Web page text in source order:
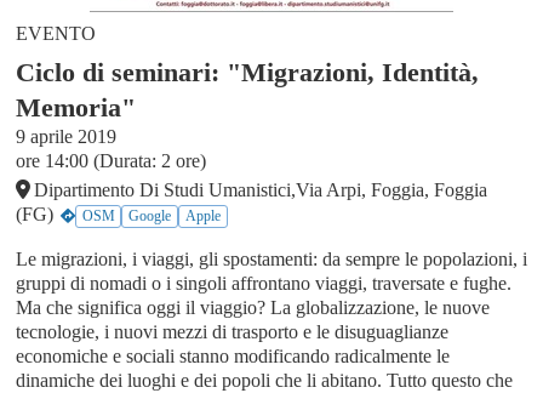
EVENTO
Ciclo di seminari: "Migrazioni, Identità,
Memoria"
9 aprile 2019
ore 14:00 (Durata: 2 ore)
Dipartimento Di Studi Umanistici,Via Arpi, Foggia, Foggia
(FG)
OSM Google Apple
Le migrazioni, i viaggi, gli spostamenti: da sempre le popolazioni, i
gruppi di nomadi o i singoli affrontano viaggi, traversate e fughe.
Ma che significa oggi il viaggio? La globalizzazione, le nuove
tecnologie, i nuovi mezzi di trasporto e le disuguaglianze
economiche e sociali stanno modificando radicalmente le
dinamiche dei luoghi e dei popoli che li abitano. Tutto questo che